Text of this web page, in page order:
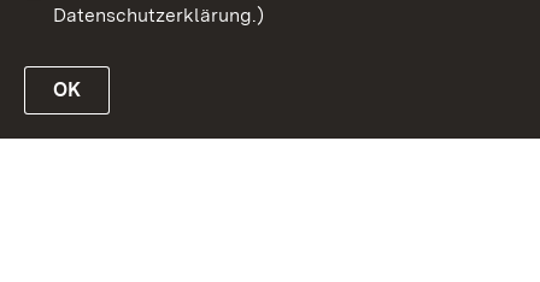
Datenschutzerklärung.)
OK